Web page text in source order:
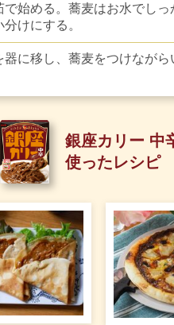
で始める。蕎麦はお水でし
けにする。
器に移し、蕎麦をつけながら
銀座カリー 中
使ったレシピ